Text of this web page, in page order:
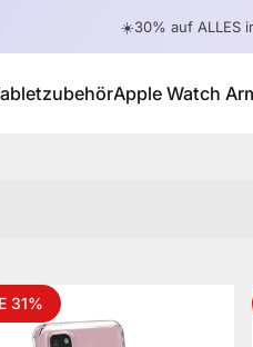
☀️30% auf ALLES
Apple Watch
31%